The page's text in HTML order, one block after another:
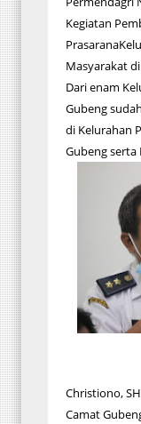
Kegiatan
Masyarakat
Dari enam
Gubeng
di Kelurahan
Gubeng
Christiono,
Camat